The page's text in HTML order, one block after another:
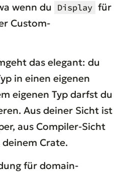
wenn du Display für
Custom-
das elegant: du
in einen eigenen
eigenen Typ darfst du
Aus deiner Sicht ist
aus Compiler-Sicht
deinem Crate.
für domain-